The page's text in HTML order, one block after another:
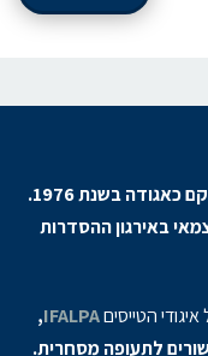
האיגוד הארצי לטייסי נתיבי אויר בישראל הוקם כאגודה בשנת 1976.
באירגון ההסדרות
הטייסיםIFALPA
,
לתעופה מסחרית.